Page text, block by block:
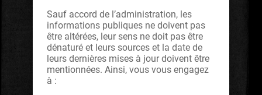
Sauf accord de l’administration, les
informations publiques ne doivent pas
être altérées, leur sens ne doit pas être
dénaturé et leurs sources et la date de
leurs dernières mises à jour doivent être
mentionnées. Ainsi, vous vous engagez
à :